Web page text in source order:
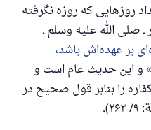
روزهایی که روزه نگرفته
ـ صلی الله علیه وسلم ـ
بر عهده‌اش باشد،
و این حدیث عام است و
را بنابر قول صحیح در
شمارهٔ ۱۱۰۸۴۵ یک زندگی زناشویی
داد.
سوال و جواب» را
وسلم می‌فرماید